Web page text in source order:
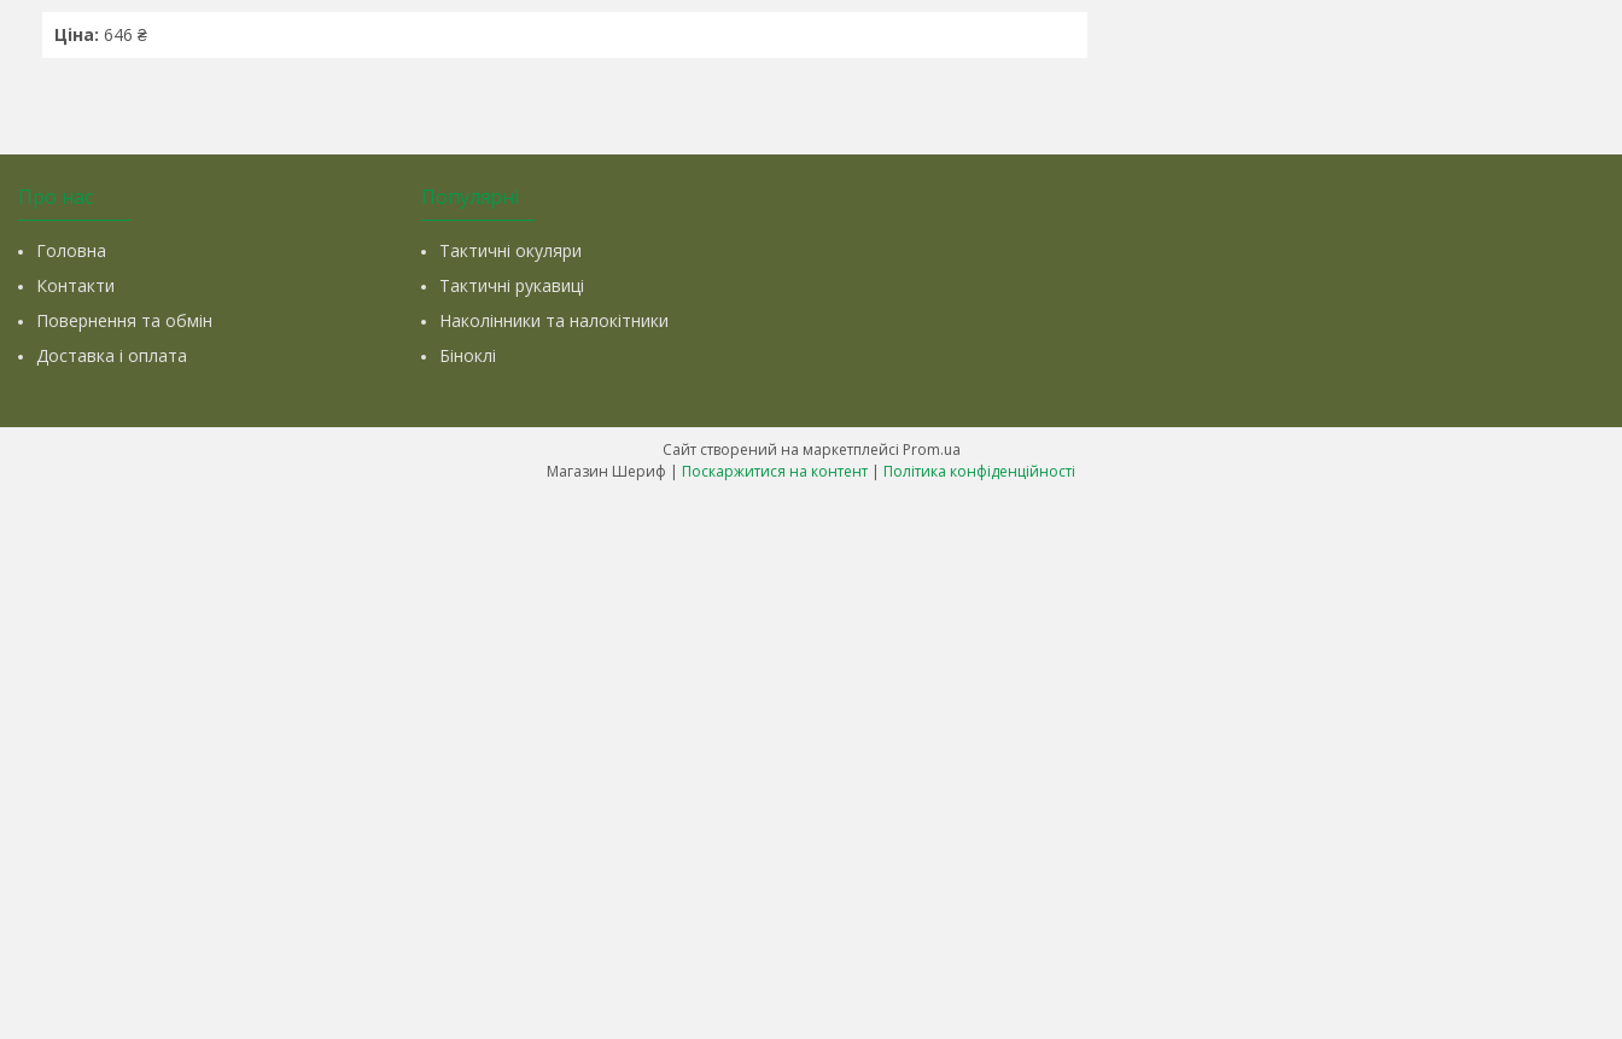
Ціна: 646 ₴
Про нас
Головна
Контакти
Повернення та обмін
Доставка і оплата
Популярні
Тактичні окуляри
Тактичні рукавиці
Наколінники та налокітники
Біноклі
Сайт створений на маркетплейсі Prom.ua
Магазин Шериф | Поскаржитися на контент | Політика конфіденційності